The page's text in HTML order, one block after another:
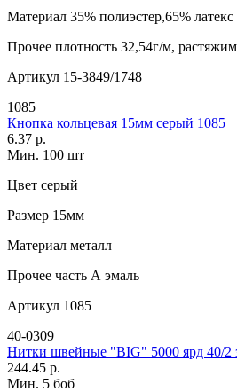
Материал 35% полиэстер,65% латекс
Прочее плотность 32,54г/м,
Артикул 15-3849/1748
1085
Кнопка кольцевая 15мм серый 1085
6.37 р.
Мин. 100 шт
Цвет серый
Размер 15мм
Материал металл
Прочее часть А эмаль
Артикул 1085
40-0309
Нитки швейные "BIG" 5000 ярд 40/2
244.45 р.
Мин. 5 боб